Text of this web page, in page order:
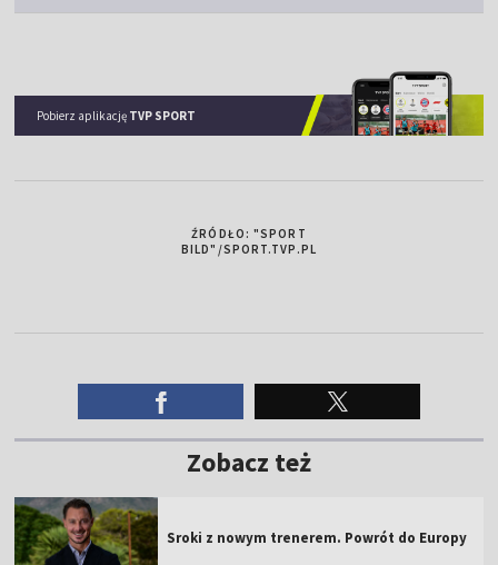
Pobierz aplikację TVP SPORT
ŹRÓDŁO: "SPORT
BILD"/SPORT.TVP.PL
Zobacz też
Sroki z nowym trenerem. Powrót do Europy